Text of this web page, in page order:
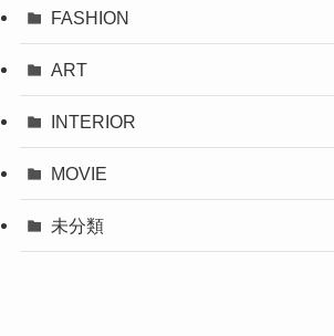
FASHION
ART
INTERIOR
MOVIE
未分類